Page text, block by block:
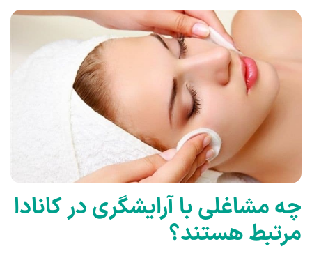
چه مشاغلی با آرایشگری در کانادا
مرتبط هستند؟